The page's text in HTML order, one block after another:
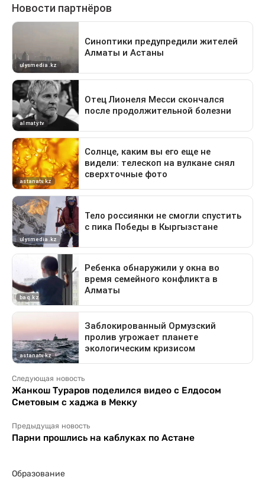
Следующая новость
Жанкош Тураров поделился видео с Елдосом
Сметовым с хаджа в Мекку
Предыдущая новость
Парни прошлись на каблуках по Астане
Образование